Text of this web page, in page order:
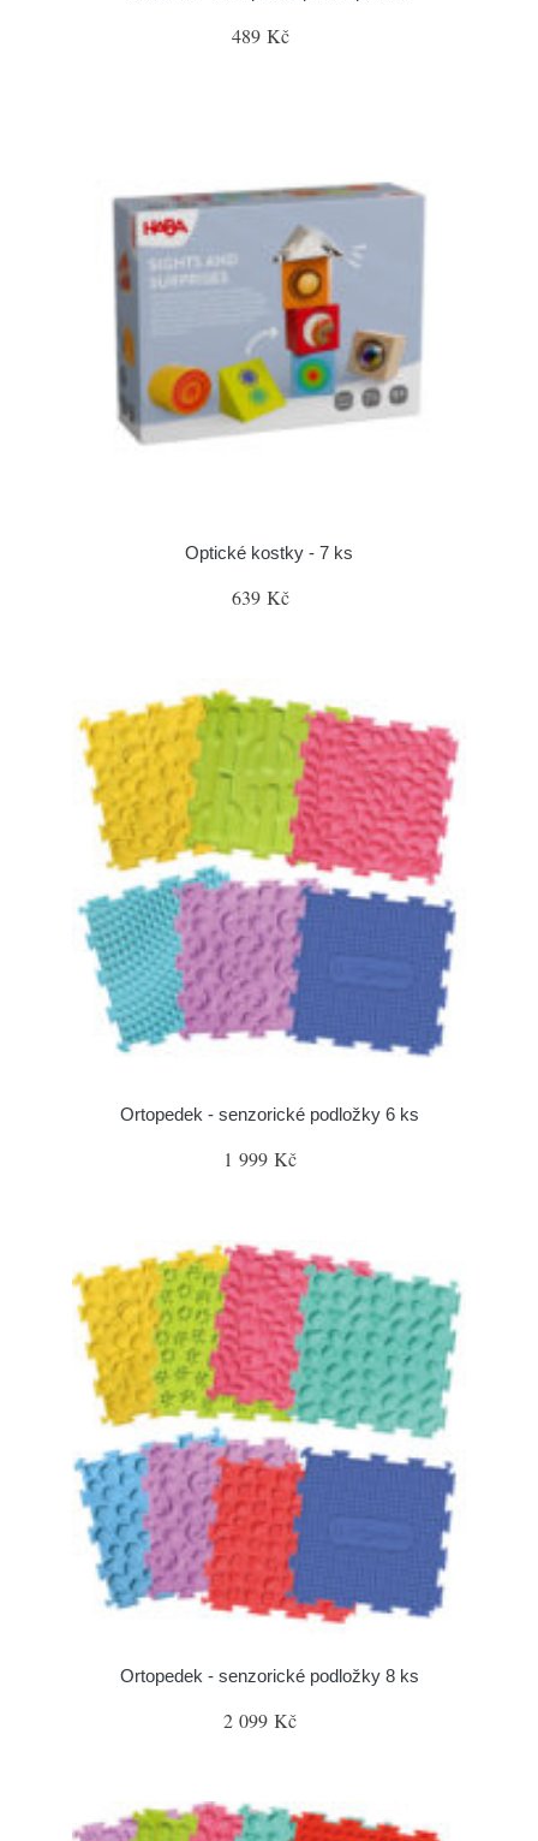
489 Kč
Optické kostky - 7 ks
639 Kč
Ortopedek - senzorické podložky 6 ks
1 999 Kč
Ortopedek - senzorické podložky 8 ks
2 099 Kč